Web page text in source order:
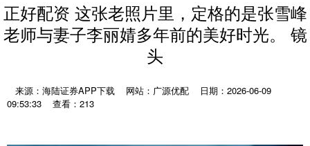
正好配资 这张老照片里，定格的是张雪峰
老师与妻子李丽婧多年前的美好时光。 镜
头
来源：海陆证券APP下载 网站：广源优配
日期：2026-06-09
09:53:33
查看：213